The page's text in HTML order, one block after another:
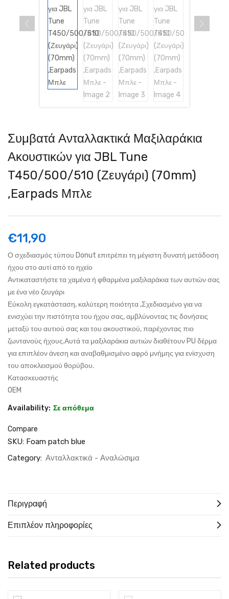
Συμβατά Ανταλλακτικά Μαξιλαράκια
Ακουστικών για JBL Tune
T450/500/510 (Ζευγάρι) (70mm)
,Earpads Μπλε
€11,90
Ο σχεδιασμός τύπου Donut επιτρέπει τη μέγιστη δυνατή μετάδοση
ήχου στο αυτί από το ηχείο
Αντικαταστήστε τα χαμένα ή φθαρμένα μαξιλαράκια των αυτιών σας
με ένα νέο ζευγάρι
Εύκολη εγκατάσταση, καλύτερη ποιότητα ,Σχεδιασμένο για να
ενισχύει την πιστότητα του ήχου σας, αμβλύνοντας τις δονήσεις
μεταξύ του αυτιού σας και του ακουστικού, παρέχοντας πιο
ζωντανούς ήχους.Αυτά τα μαξιλαράκια αυτιών διαθέτουν PU δέρμα
για επιπλέον άνεση και αναβαθμισμένο αφρό μνήμης για ενίσχυση
του αποκλεισμού θορύβου.
Κατασκευαστής
OEM
Availability: Σε απόθεμα
Compare
SKU: Foam patch blue
Category: Ανταλλακτικά - Αναλώσιμα
Περιγραφή
Επιπλέον πληροφορίες
Related products